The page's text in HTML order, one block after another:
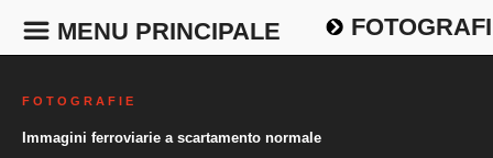
MENU PRINCIPALE
F O T O G R A F I E
Immagini ferroviarie a scartamento normale